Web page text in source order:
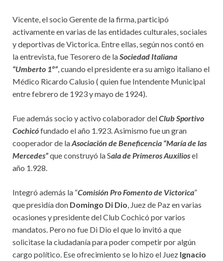
Vicente, el socio Gerente de la firma, participó
activamente en varias de las entidades culturales, sociales
y deportivas de Victorica. Entre ellas, según nos contó en
la entrevista, fue Tesorero de laSociedad Italiana
“Umberto 1º” , cuando el presidente era su amigo italiano el
Médico Ricardo Calusio ( quien fue Intendente Municipal
entre febrero de 1923 y mayo de 1924).
Fue además socio y activo colaborador delClub Sportivo
Cochicófundado el año 1.923. Asimismo fue un gran
cooperador de laAsociación de Beneficencia “María de las
Mercedes”que construyó la Sala de Primeros Auxiliosel
año 1.928.
Integró además la “Comisión Pro Fomento de Victorica”
que presidía don Domingo Di Dio , Juez de Paz en varias
ocasiones y presidente del Club Cochicó por varios
mandatos. Pero no fue Di Dio el que lo invitó a que
solicitase la ciudadanía para poder competir por algún
cargo político. Ese ofrecimiento se lo hizo el Juez Ignacio